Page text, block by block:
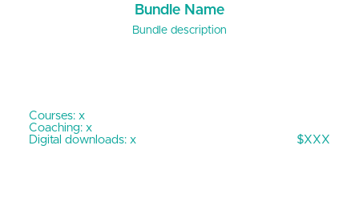
Bundle Name
Bundle description
Courses: x
Coaching: x
Digital downloads: x
$XXX